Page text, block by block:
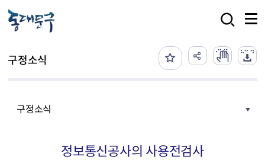
구정소식
구정소식
정보통신공사의 사용전검사